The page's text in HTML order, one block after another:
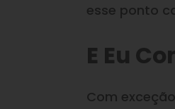
esse ponto
E Eu
Com